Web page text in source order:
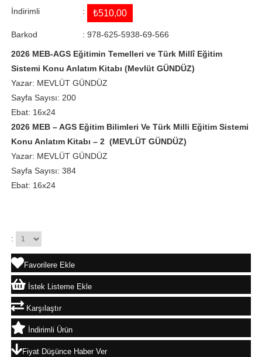
İndirimli : ₺510,00
Barkod : 978-625-5938-69-566
2026 MEB-AGS Eğitimin Temelleri ve Türk Millî Eğitim
Sistemi Konu Anlatım Kitabı (Mevlüt GÜNDÜZ)
Yazar: MEVLÜT GÜNDÜZ
Sayfa Sayısı: 200
Ebat: 16x24
2026 MEB – AGS Eğitim Bilimleri Ve Türk Milli Eğitim Sistemi
Konu Anlatım Kitabı – 2 (MEVLÜT GÜNDÜZ)
Yazar: MEVLÜT GÜNDÜZ
Sayfa Sayısı: 384
Ebat: 16x24
:
Favorilere Ekle
İstek Listeme Ekle
Karşılaştır
İndirimli Ürün
Fiyat Düşünce Haber Ver